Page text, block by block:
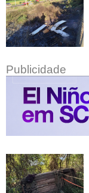
Publicidade